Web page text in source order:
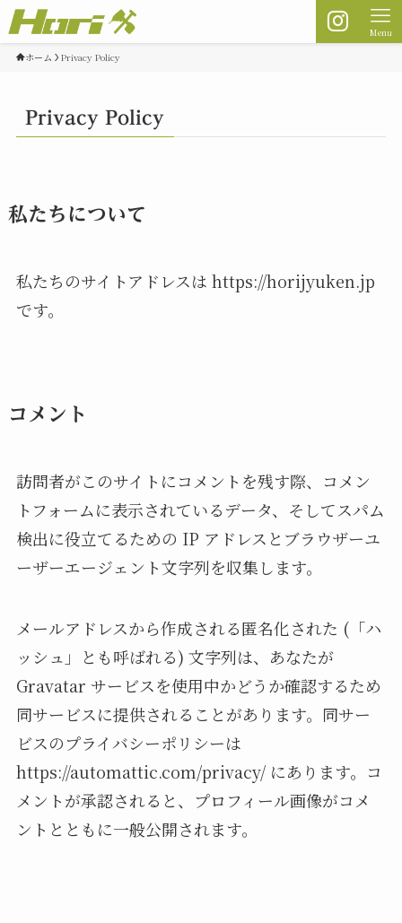
Menu
ホーム Privacy Policy
Privacy Policy
私たちについて
私たちのサイトアドレスは https://horijyuken.jp
です。
コメント
訪問者がこのサイトにコメントを残す際、コメン
トフォームに表示されているデータ、そしてスパム
検出に役立てるための IP アドレスとブラウザーユ
ーザーエージェント文字列を収集します。
メールアドレスから作成される匿名化された (「ハ
ッシュ」とも呼ばれる) 文字列は、あなたが
Gravatar サービスを使用中かどうか確認するため
同サービスに提供されることがあります。同サー
ビスのプライバシーポリシーは
https://automattic.com/privacy/ にあります。コ
メントが承認されると、プロフィール画像がコメ
ントとともに一般公開されます。